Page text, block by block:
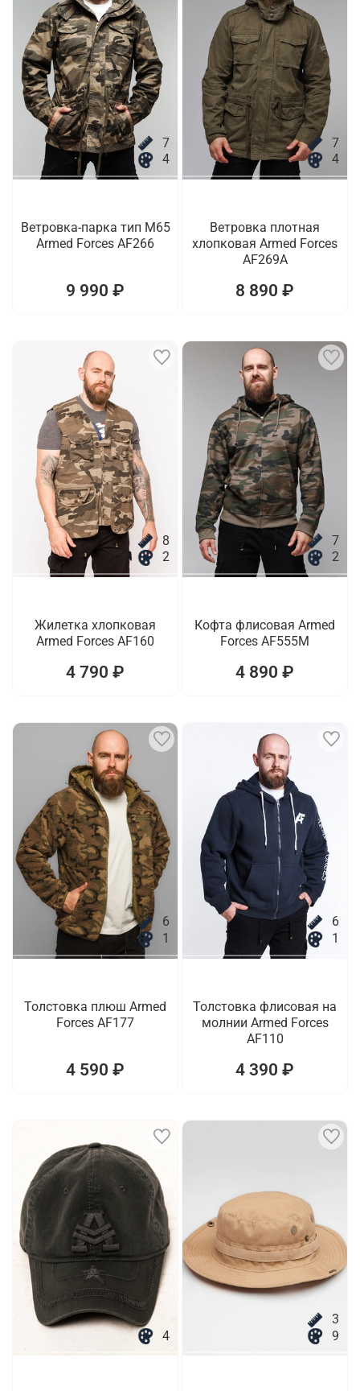
7
4
Ветровка-парка тип M65
Armed Forces AF266
9 990 ₽
7
4
Ветровка плотная
хлопковая Armed Forces
AF269A
8 890 ₽
8
2
Жилетка хлопковая
Armed Forces AF160
4 790 ₽
7
2
Кофта флисовая Armed
Forces AF555M
4 890 ₽
6
1
Толстовка плюш Armed
Forces AF177
4 590 ₽
6
1
Толстовка флисовая на
молнии Armed Forces
AF110
4 390 ₽
4
3
9